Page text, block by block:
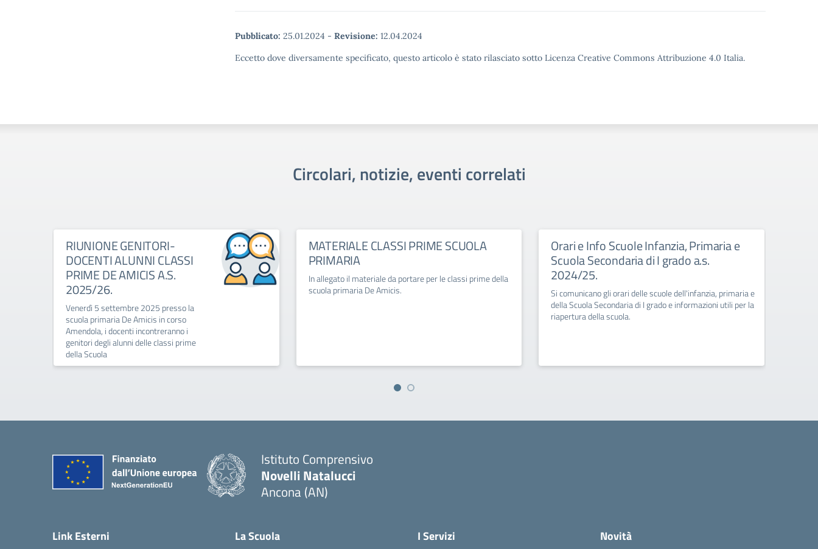
Pubblicato: 25.01.2024 - Revisione: 12.04.2024
Eccetto dove diversamente specificato, questo articolo è stato rilasciato sotto Licenza Creative Commons Attribuzione 4.0 Italia.
Circolari, notizie, eventi correlati
RIUNIONE GENITORI-
DOCENTI ALUNNI CLASSI
PRIME DE AMICIS A.S.
2025/26.
Venerdì 5 settembre 2025 presso la
scuola primaria De Amicis in corso
Amendola, i docenti incontreranno i
genitori degli alunni delle classi prime
della Scuola
MATERIALE CLASSI PRIME SCUOLA
PRIMARIA
In allegato il materiale da portare per le classi prime della
scuola primaria De Amicis.
Orari e Info Scuole Infanzia, Primaria e
Scuola Secondaria di I grado a.s.
2024/25.
Si comunicano gli orari delle scuole dell'infanzia, primaria e
della Scuola Secondaria di I grado e informazioni utili per la
riapertura della scuola.
Istituto Comprensivo
Novelli Natalucci
Ancona (AN)
Link Esterni La Scuola I Servizi Novità